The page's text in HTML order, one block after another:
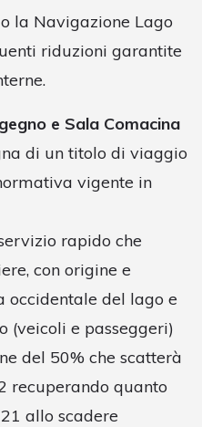
la Navigazione Lago
riduzioni garantite
e Sala Comacina
di un titolo di viaggio
vigente in
rapido che
con origine e
occidentale del lago e
(veicoli e passeggeri)
del 50% che scatterà
recuperando quanto
allo scadere